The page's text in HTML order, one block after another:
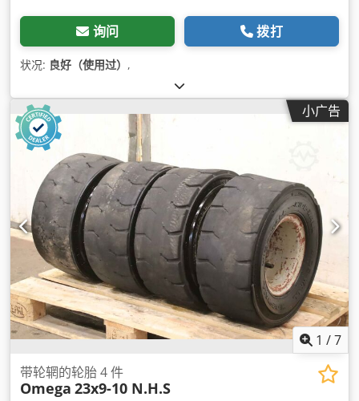
询问 拨打
状况: 良好（使用过） ,
小广告
1 /7
带轮辋的轮胎 4 件
Omega 23x9-10 N.H.S